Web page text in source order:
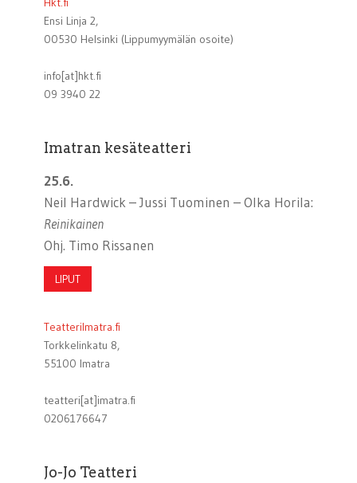
Ensi Linja 2,
00530 Helsinki (Lippumyymälän osoite)
info[at]hkt.fi
09 3940 22
Imatran kesäteatteri
25.6.
Neil Hardwick – Jussi Tuominen – Olka Horila:
Reinikainen
Ohj. Timo Rissanen
LIPUT
TeatteriImatra.fi
Torkkelinkatu 8,
55100 Imatra
teatteri[at]imatra.fi
0206176647
Jo-Jo Teatteri